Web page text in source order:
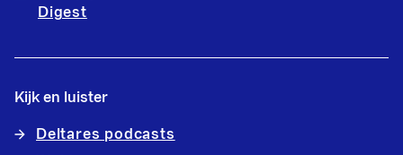
Digest
Kijk en luister
Deltares podcasts